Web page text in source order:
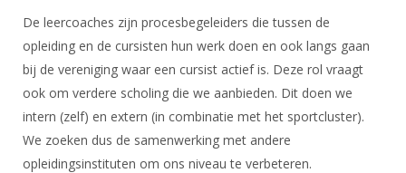
NK organiseren
Promotie en logo
Geschiedenis van het schermen
De leercoaches zijn procesbegeleiders die tussen de
opleiding en de cursisten hun werk doen en ook langs gaan
bij de vereniging waar een cursist actief is. Deze rol vraagt
ook om verdere scholing die we aanbieden. Dit doen we
intern (zelf) en extern (in combinatie met het sportcluster).
We zoeken dus de samenwerking met andere
opleidingsinstituten om ons niveau te verbeteren.